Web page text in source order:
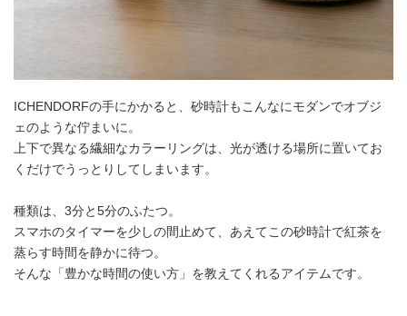
ICHENDORFの手にかかると、砂時計もこんなにモダンでオブジ
ェのような佇まいに。
上下で異なる繊細なカラーリングは、光が透ける場所に置いてお
くだけでうっとりしてしまいます。
種類は、3分と5分のふたつ。
スマホのタイマーを少しの間止めて、あえてこの砂時計で紅茶を
蒸らす時間を静かに待つ。
そんな「豊かな時間の使い方」を教えてくれるアイテムです。